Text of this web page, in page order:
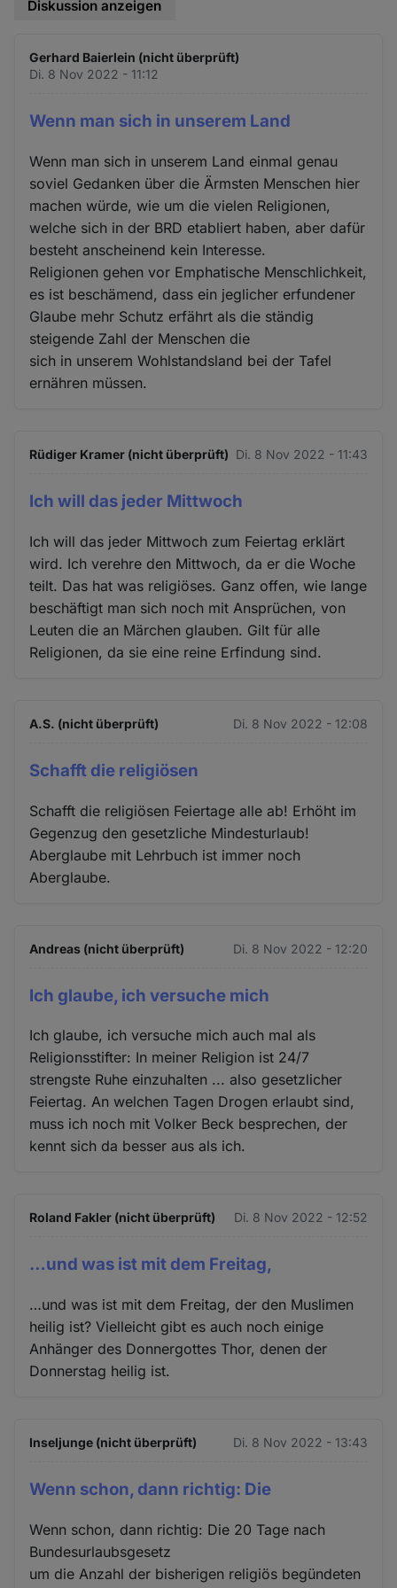
Diskussion anzeigen
Gerhard Baierlein (nicht überprüft)
Di. 8 Nov 2022 - 11:12
Wenn man sich in unserem Land
Wenn man sich in unserem Land einmal genau
soviel Gedanken über die Ärmsten Menschen hier
machen würde, wie um die vielen Religionen,
welche sich in der BRD etabliert haben, aber dafür
besteht anscheinend kein Interesse.
Religionen gehen vor Emphatische Menschlichkeit,
es ist beschämend, dass ein jeglicher erfundener
Glaube mehr Schutz erfährt als die ständig
steigende Zahl der Menschen die
sich in unserem Wohlstandsland bei der Tafel
ernähren müssen.
Rüdiger Kramer (nicht überprüft) Di. 8 Nov 2022 - 11:43
Ich will das jeder Mittwoch
Ich will das jeder Mittwoch zum Feiertag erklärt
wird. Ich verehre den Mittwoch, da er die Woche
teilt. Das hat was religiöses. Ganz offen, wie lange
beschäftigt man sich noch mit Ansprüchen, von
Leuten die an Märchen glauben. Gilt für alle
Religionen, da sie eine reine Erfindung sind.
A.S. (nicht überprüft) Di. 8 Nov 2022 - 12:08
Schafft die religiösen
Schafft die religiösen Feiertage alle ab! Erhöht im
Gegenzug den gesetzliche Mindesturlaub!
Aberglaube mit Lehrbuch ist immer noch
Aberglaube.
Andreas (nicht überprüft) Di. 8 Nov 2022 - 12:20
Ich glaube, ich versuche mich
Ich glaube, ich versuche mich auch mal als
Religionsstifter: In meiner Religion ist 24/7
strengste Ruhe einzuhalten ... also gesetzlicher
Feiertag. An welchen Tagen Drogen erlaubt sind,
muss ich noch mit Volker Beck besprechen, der
kennt sich da besser aus als ich.
Roland Fakler (nicht überprüft) Di. 8 Nov 2022 - 12:52
…und was ist mit dem Freitag,
…und was ist mit dem Freitag, der den Muslimen
heilig ist? Vielleicht gibt es auch noch einige
Anhänger des Donnergottes Thor, denen der
Donnerstag heilig ist.
Inseljunge (nicht überprüft) Di. 8 Nov 2022 - 13:43
Wenn schon, dann richtig: Die
Wenn schon, dann richtig: Die 20 Tage nach
Bundesurlaubsgesetz
um die Anzahl der bisherigen religiös begündeten